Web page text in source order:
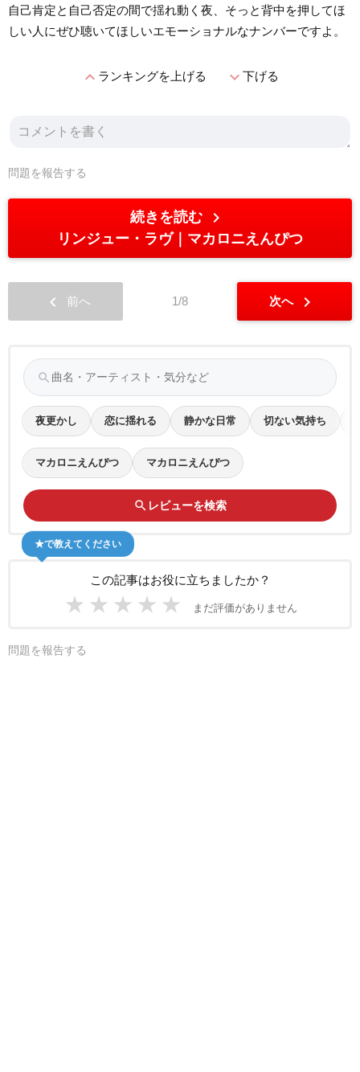
自己肯定と自己否定の間で揺れ動く夜、そっと背中を押してほ
しい人にぜひ聴いてほしいエモーショナルなナンバーですよ。
expand_lessランキングを上げる expand_more下げる
問題を報告する
続きを読む chevron_right
リンジュー・ラヴ マカロニえんぴつ
chevron_left 前へ 1/8 次へ chevron_right
search
夜更かし 恋に揺れる 静かな日常 切ない気持ち
マカロニえんぴつ マカロニえんぴつ
search レビューを検索
この記事はお役に立ちましたか？
★ ★ ★ ★ ★ まだ評価がありません
★で教えてください
問題を報告する